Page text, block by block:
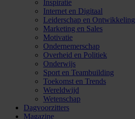
Inspiratie
Internet en Digitaal
Leiderschap en Ontwikkeling
Marketing en Sales
Motivatie
Ondernemerschap
Overheid en Politiek
Onderwijs
Sport en Teambuilding
Toekomst en Trends
Wereldwijd
Wetenschap
Dagvoorzitters
Magazine